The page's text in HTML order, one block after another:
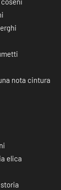
nota cintura
elica